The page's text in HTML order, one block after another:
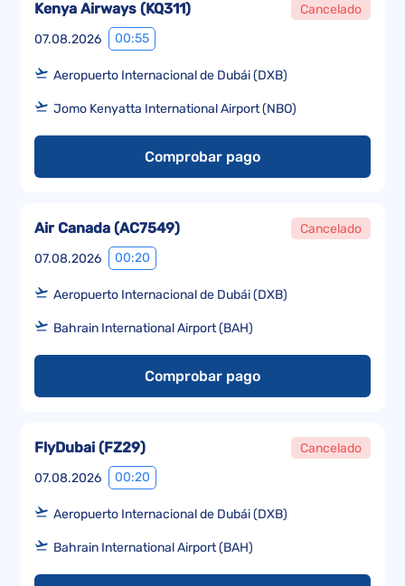
07.08.2026 00:55
Kenya Airways (KQ311) Cancelado
Aeropuerto Internacional de Dubái (DXB)
Jomo Kenyatta International Airport (NBO)
Comprobar pago
07.08.2026 00:20
Air Canada (AC7549) Cancelado
Aeropuerto Internacional de Dubái (DXB)
Bahrain International Airport (BAH)
Comprobar pago
07.08.2026 00:20
FlyDubai (FZ29) Cancelado
Aeropuerto Internacional de Dubái (DXB)
Bahrain International Airport (BAH)